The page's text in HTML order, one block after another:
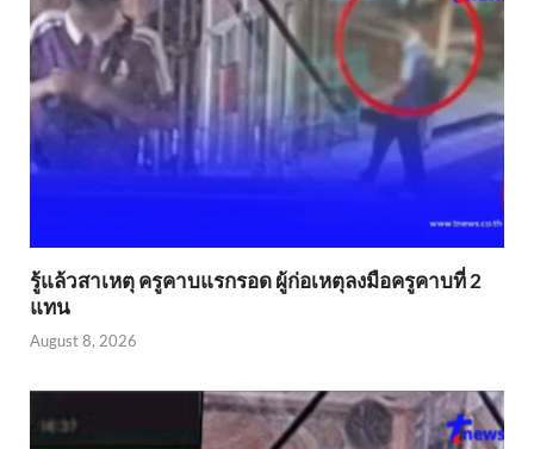
รู้แล้วสาเหตุ ครูคาบแรกรอด ผู้ก่อเหตุลงมือครูคาบที่ 2
แทน
August 8, 2026